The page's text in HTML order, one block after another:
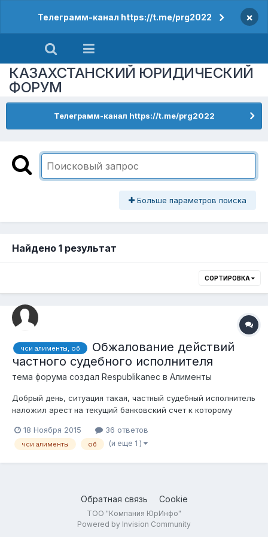
Телеграмм-канал https://t.me/prg2022 ×
КАЗАХСТАНСКИЙ ЮРИДИЧЕСКИЙ
ФОРУМ
Телеграмм-канал https://t.me/prg2022
Больше параметров поиска
Найдено 1 результат
СОРТИРОВКА
чси алименты, об
Обжалование действий
частного судебного исполнителя
тема форума создал Respublikanec в Алименты
Добрый день, ситуация такая, частный судебный исполнитель
наложил арест на текущий банковский счет к которому
заработной платы загоняются под арест Банком, но ЧСИ
также не учитывает того, что бухгалтерия моего
18 Ноября 2015 36 ответов
чси алименты об (и еще 1 )
Обратная связь Cookie
ТОО "Компания ЮрИнфо"
Powered by Invision Community